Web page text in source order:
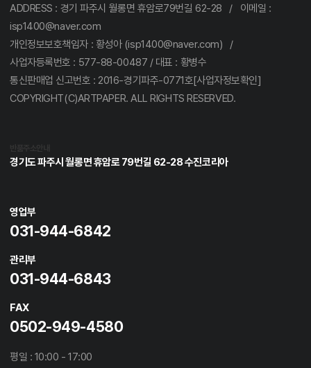
ADDRESS : 경기 파주시 월롱면 휴암로79번길 62-28 / 이메일 :
isp1400@naver.com
개인정보보호책임자 : 황성아 (isp1400@naver.com) /
사업자등록번호 : 577-88-00487 / 대표 : 황병수
통신판매업 신고번호 : 2016-경기파주-0771호[사업자정보확인]
COPYRIGHT(C)ARTPAPER. ALL RIGHTS RESERVED.
경기도 파주시 월롱면 휴암로 79번길 62-28 수진코리아
영업부
031-944-6842
관리부
031-944-6843
FAX
0502-949-4580
평일 : 10:00 - 17:00